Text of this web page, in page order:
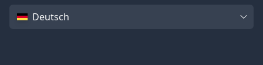
SpracheDeutsch